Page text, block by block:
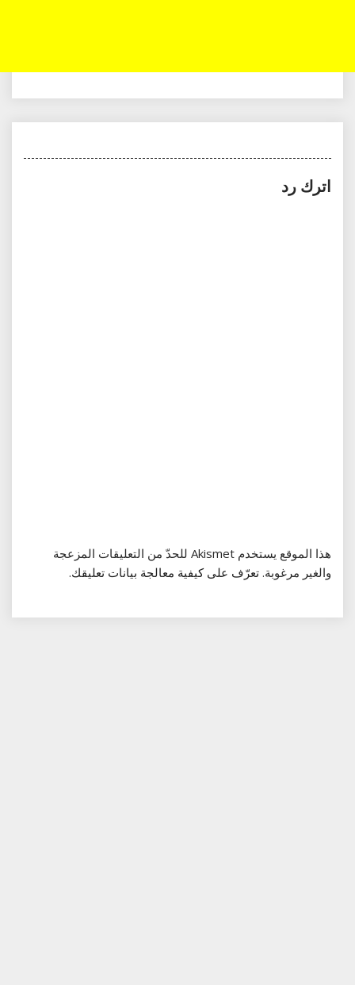
اترك رد
هذا الموقع يستخدم Akismet للحدّ من التعليقات المزعجة
والغير مرغوبة. تعرّف على كيفية معالجة بيانات تعليقك.